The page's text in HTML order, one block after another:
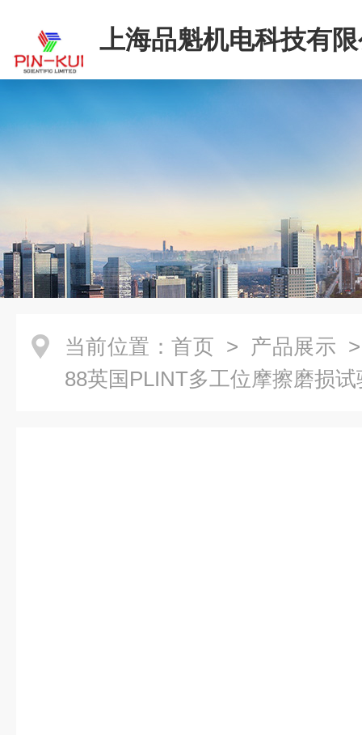
上海品魁机电科技有
当前位置： 首页 > 产品展示
88英国PLINT多⼯位摩擦磨损试